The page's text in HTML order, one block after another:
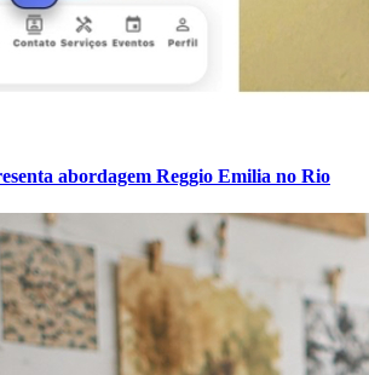
abordagem Reggio Emilia no Rio